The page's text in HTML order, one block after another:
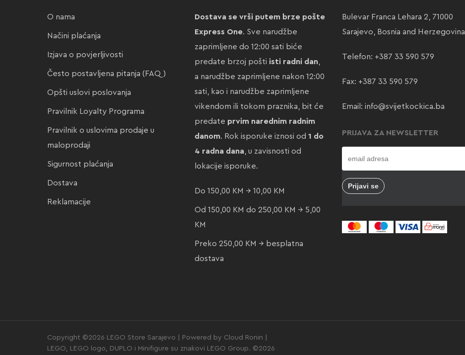
O nama
Načini plaćanja
Izjava o povjerljivosti
Često postavljena pitanja (FAQ)
Opšti uslovi poslovanja
Pravilnik Loyalty Programa
Pravilnik o uslovima prodaje u
maloprodaji
Sigurnost plaćanja
Dostava
Reklamacije
Dostava se vrši putem brze pošte
Express One. Sve narudžbe
zaprimljene do 12:00 sati biće
predate brzoj pošti isti radni dan,
a narudžbe zaprimljene nakon 12:00
sati, kao i narudžbe zaprimljene
vikendom ili tokom praznika, bit će
predate prvim narednim radnim
danom. Rok isporuke iznosi od 1 do
4 radna dana, u zavisnosti od
lokacije isporuke.
Do 150,00 KM → 10,00 KM
Od 150,00 KM do 250,00 KM → 5,00
KM
Preko 250,00 KM → besplatna
dostava
Bulevar Franca Lehara 2, 71000
Sarajevo, Bosnia and Herzegovina
Telefon: +387 33 590 579
Fax: +387 33 590 579
Email: info@svijetkockica.ba
PRIJAVA ZA NEWSLETTER
Copyright ©2026 LEGO Store Sarajevo | Powered by Cloud Ronin |
LEGO, LEGO logo, DUPLO i Minifigure su znakovi LEGO Group. ©2026